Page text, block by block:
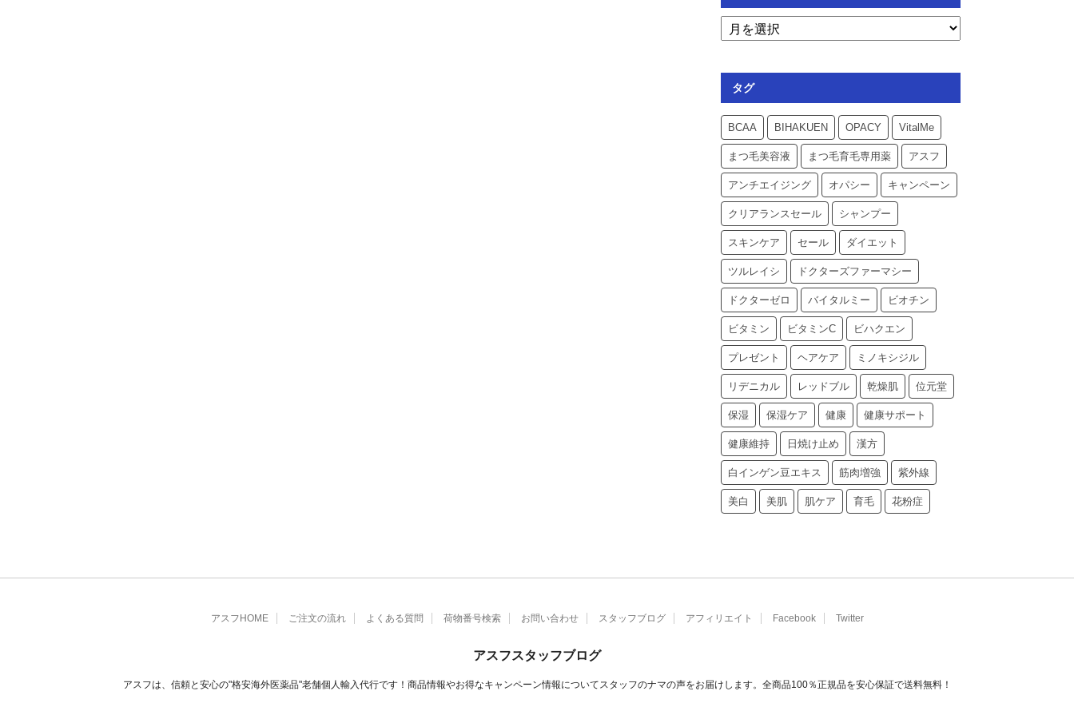
タグ
BCAA BIHAKUEN OPACY VitalMe
まつ毛美容液 まつ毛育毛専用薬 アスフ
アンチエイジング オパシー キャンペーン
クリアランスセール シャンプー
スキンケア セール ダイエット
ツルレイシ ドクターズファーマシー
ドクターゼロ バイタルミー ビオチン
ビタミン ビタミンC ビハクエン
プレゼント ヘアケア ミノキシジル
リデニカル レッドブル 乾燥肌 位元堂
保湿 保湿ケア 健康 健康サポート
健康維持 日焼け止め 漢方
白インゲン豆エキス 筋肉増強 紫外線
美白 美肌 肌ケア 育毛 花粉症
アスフHOME ご注文の流れ よくある質問 荷物番号検索 お問い合わせ スタッフブログ アフィリエイト Facebook Twitter
アスフスタッフブログ
アスフは、信頼と安心の"格安海外医薬品"老舗個人輸入代行です！商品情報やお得なキャンペーン情報についてスタッフのナマの声をお届けします。全商品100％正規品を安心保証で送料無料！